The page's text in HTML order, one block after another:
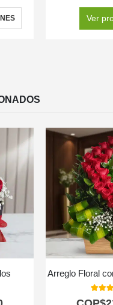
Ver
Arreglo Floral
5.00